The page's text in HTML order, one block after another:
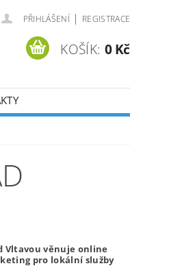
PŘIHLÁŠENÍ | REGISTRACE
KOŠÍK: 0 Kč
Vltavou věnuje online
pro lokální služby